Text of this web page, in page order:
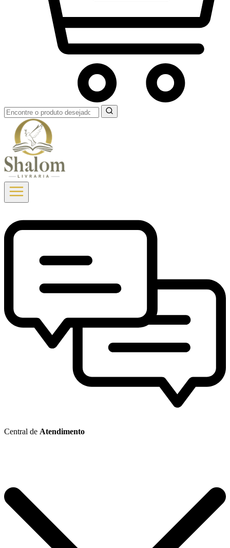
Central de Atendimento